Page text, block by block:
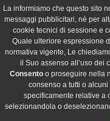
La informiamo che questo sito
messaggi pubblicitari, né per
cookie tecnici di sessione e
Quale ulteriore espressione
normativa vigente, Le
il Suo assenso all’uso dei
Consento o proseguire nella
consenso a tutti o
specificamente relative a
selezionandola o